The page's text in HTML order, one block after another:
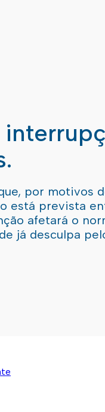
por motivos
está prevista
afetará o
já desculpa